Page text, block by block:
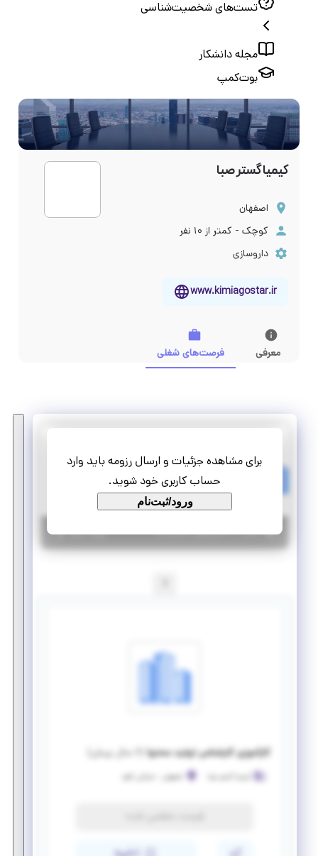
تست‌های شخصیت‌شناسی
مجله دانشکار
بوت‌کمپ
کیمیا گستر صبا
اصفهان
کوچک - کمتر از ۱۰ نفر
داروسازی
www.kimiagostar.ir
معرفی فرصت‌های شغلی
برای مشاهده جزئیات و ارسال رزومه باید وارد
حساب کاربری خود شوید.
ورود/ثبت‌نام
کارآموزی کارشناس تولید محتوا
کارآموزی منجر ‌به استخدام
اصفهان |۶ سال پیش | منقضی شده جزئیات بیشتر
کارآموزی کارشناس تولید محتوا